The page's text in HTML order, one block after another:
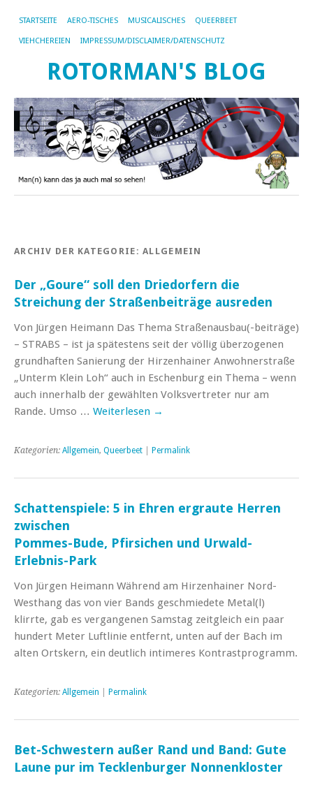
STARTSEITE AERO-TISCHES MUSICALISCHES QUEERBEET
VIEHCHEREIEN IMPRESSUM/DISCLAIMER/DATENSCHUTZ
ROTORMAN'S BLOG
ARCHIV DER KATEGORIE:ALLGEMEIN
Der „Goure“ soll den Driedorfern die
Streichung der Straßenbeiträge ausreden
Von Jürgen Heimann Das Thema Straßenausbau(-beiträge)
– STRABS – ist ja spätestens seit der völlig überzogenen
grundhaften Sanierung der Hirzenhainer Anwohnerstraße
„Unterm Klein Loh“ auch in Eschenburg ein Thema – wenn
auch innerhalb der gewählten Volksvertreter nur am
Rande. Umso … Weiterlesen →
Kategorien: Allgemein, Queerbeet Permalink
Schattenspiele: 5 in Ehren ergraute Herren
zwischen
Pommes-Bude, Pfirsichen und Urwald-
Erlebnis-Park
Von Jürgen Heimann Während am Hirzenhainer Nord-
Westhang das von vier Bands geschmiedete Metal(l)
klirrte, gab es vergangenen Samstag zeitgleich ein paar
hundert Meter Luftlinie entfernt, unten auf der Bach im
alten Ortskern, ein deutlich intimeres Kontrastprogramm.
Kategorien: Allgemein Permalink
Bet-Schwestern außer Rand und Band: Gute
Laune pur im Tecklenburger Nonnenkloster